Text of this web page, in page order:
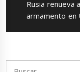
Next
post:
Rusia renueva
armamento en